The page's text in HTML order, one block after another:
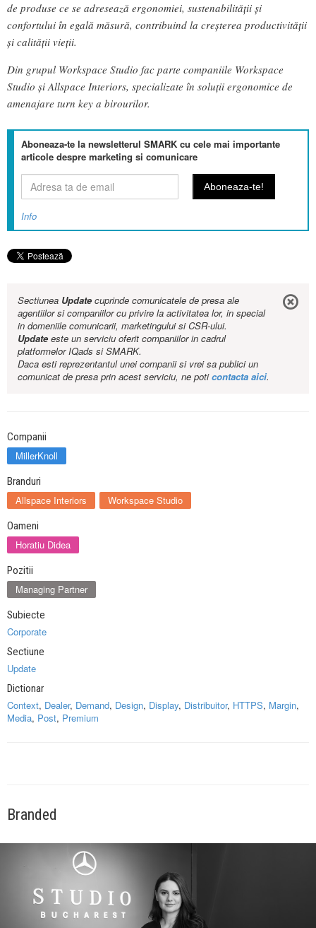
de produse ce se adresează ergonomiei, sustenabilității și
confortului în egală măsură, contribuind la creșterea productivității
și calității vieții.
Din grupul Workspace Studio fac parte companiile Workspace
Studio și Allspace Interiors, specializate în soluții ergonomice de
amenajare turn key a birourilor.
Aboneaza-te la newsletterul SMARK cu cele mai importante
articole despre marketing si comunicare
Info
Sectiunea Updatecuprinde comunicatele de presa ale
agentiilor si companiilor cu privire la activitatea lor, in special
in domeniile comunicarii, marketingului si CSR-ului.
Updateeste un serviciu oferit companiilor in cadrul
platformelor IQads si SMARK.
Daca esti reprezentantul unei companii si vrei sa publici un
comunicat de presa prin acest serviciu, ne poticontacta aici.
Companii
MillerKnoll
Branduri
Allspace Interiors Workspace Studio
Oameni
Horatiu Didea
Pozitii
Managing Partner
Subiecte
Corporate
Sectiune
Update
Dictionar
Context, Dealer, Demand, Design, Display, Distribuitor, HTTPS, Margin,
Media, Post, Premium
Branded